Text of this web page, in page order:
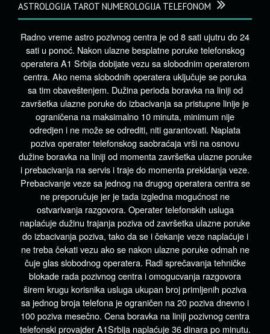
ASTROLOGIJA TAROT NUMEROLOGIJA TELEFONOM
Radno vreme astro pozivnog centra je od 8 sati ujutru do 24
sati u ponoć. Nakon ulazne besplatne poruke telefonskog
operatera A1 Srbija dobijate vezu sa slobodnim operaterom
centra. Ako nema slobodnih operatera uključuje se poruka
sa tim obaveštenjem. Dužina perioda boravka na liniji od
završetka ulazne poruke do izbacivanja sa pristupne linije je
ograničena na maksimalno 10 minuta, minimum nije
odredjen i ne može se odrediti, niti garantovati. Naplata
poziva operater telefonskog saobraćaja vrši na osnovu
dužine boravka na liniji od momenta završetka ulazne poruke
i prebacivanja na servis i traje do momenta prekidanja veze.
Prebacivanje veze sa jednog na drugog operatera centra se
ne preporučuje jer je tada izgledna mogućnost ne
ostvarivanja razgovora. Operater telefonskih usluga
naplaćuje dužinu trajanja poziva od završetka ulazne poruke
do izbacivanja poziva, tako da se i čekanje veze naplaćuje i
ne treba čekati vezu ako se nakon ulazne poruke odmah ne
čuje glas slobodnog operatera. Radi sprečavanja tehničke
blokade rada pozivnog centra i omogucvanja razgovora
širem krugu korisnika usluga ukupan broj primljenih poziva
sa jednog broja telefona je ograničen na 20 poziva dnevno i
100 poziva mesečno. Cena boravka na liniji pozivnog centra
telefonski provajder A1Srbija naplaćuje 36 dinara po minutu.